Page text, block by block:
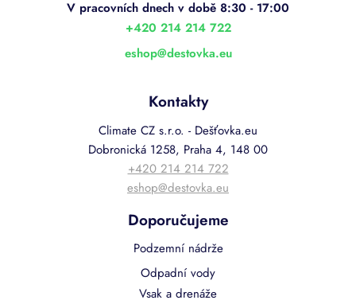
eshop@destovka.eu
+420 214 214 722
Kontakty
Climate CZ s.r.o. - Dešťovka.eu
Dobronická 1258, Praha 4, 148 00
+420 214 214 722
eshop@destovka.eu
Doporučujeme
Podzemní nádrže
Odpadní vody
Vsak a drenáže